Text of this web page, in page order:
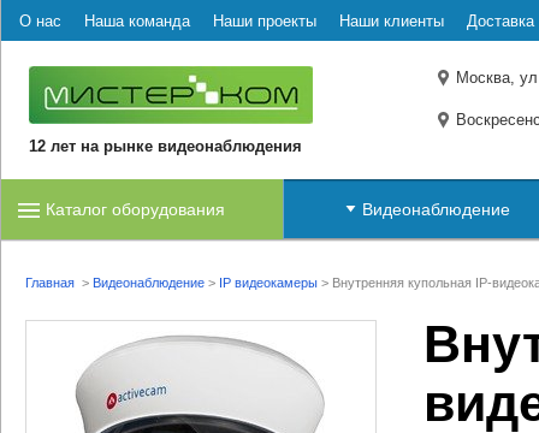
О нас Наша команда Наши проекты Наши клиенты Доставка
12 лет на рынке видеонаблюдения
Москва,
Каталог оборудования Видеонаблюдение
Главная > Видеонаблюдение > IP видеокамеры > Внутренняя купольная IP-